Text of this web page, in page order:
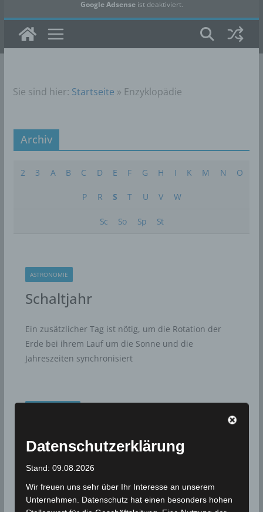
Google Adsenseist deaktiviert.
✓ Erlauben Datenschutzbedingungen
Sie sind hier: Startseite » Enzyklopädie
Archiv
2 3 A B C D E F G H I K M N O
P R S T U V W
Sc So Sp St
ASTRONOMIE
Schaltjahr
Ein zusätzlicher Tag ist nötig, um die Rotation der
Erde bei ihrem Lauf um die Sonne und die
Jahreszeiten synchronisiert
Schirokko (Scirocco) ist ein heftiger, sehr trockener
über Nordafrika und dem südlichen
Datenschutzerklärung
Stand: 09.08.2026
Wir freuen uns sehr über Ihr Interesse an unserem
Unternehmen. Datenschutz hat einen besonders hohen